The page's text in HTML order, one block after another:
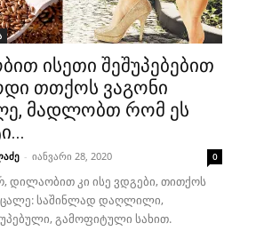
ისეთი შეშუპებებით
თთქოს ვაგონი
მადლობთ რომ ეს
- იანვარი 28, 2020 0
დილაობით კი ისე ვდგები, თითქოს
საშინლად დაღლილი,
გამოფიტული სახით.